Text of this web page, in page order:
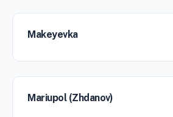
Makeyevka
Mariupol (Zhdanov)